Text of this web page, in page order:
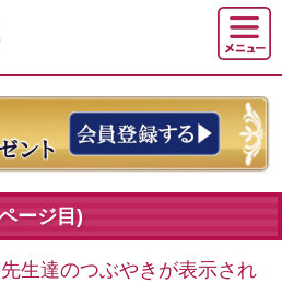
ージ目)
生達のつぶやきが表示され